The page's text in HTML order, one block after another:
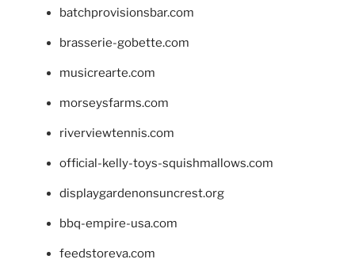
batchprovisionsbar.com
brasserie-gobette.com
musicrearte.com
morseysfarms.com
riverviewtennis.com
official-kelly-toys-squishmallows.com
displaygardenonsuncrest.org
bbq-empire-usa.com
feedstoreva.com